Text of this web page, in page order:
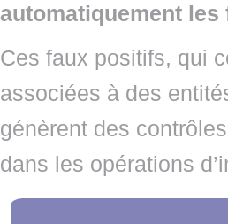
automatiquement
Ces faux positifs, qui
associées à des
génèrent des
dans les opérations